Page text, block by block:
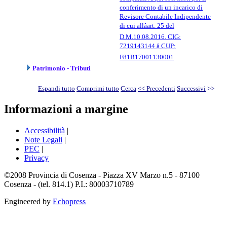
conferimento di un incarico di
Revisore Contabile Indipendente
di cui allâart. 25 del
D.M.10.08.2016. CIG:
7219143144 â CUP:
F81B17001130001
Patrimonio - Tributi
Espandi tutto Comprimi tutto Cerca << Precedenti Successivi >>
Informazioni a margine
Accessibilità |
Note Legali |
PEC |
Privacy
©2008 Provincia di Cosenza - Piazza XV Marzo n.5 - 87100
Cosenza - (tel. 814.1) P.I.: 80003710789
Engineered by Echopress